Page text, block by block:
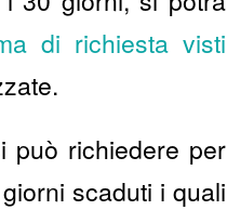
di richiesta visti
può richiedere per
scaduti i quali